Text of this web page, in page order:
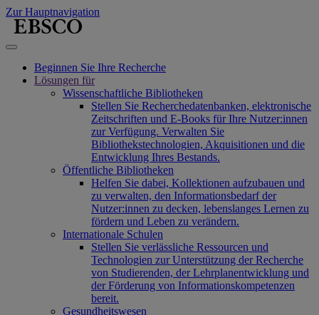
Zur Hauptnavigation
Beginnen Sie Ihre Recherche
Lösungen für
Wissenschaftliche Bibliotheken
Stellen Sie Recherchedatenbanken, elektronische
Zeitschriften und E-Books für Ihre Nutzer:innen
zur Verfügung. Verwalten Sie
Bibliothekstechnologien, Akquisitionen und die
Entwicklung Ihres Bestands.
Öffentliche Bibliotheken
Helfen Sie dabei, Kollektionen aufzubauen und
zu verwalten, den Informationsbedarf der
Nutzer:innen zu decken, lebenslanges Lernen zu
fördern und Leben zu verändern.
Internationale Schulen
Stellen Sie verlässliche Ressourcen und
Technologien zur Unterstützung der Recherche
von Studierenden, der Lehrplanentwicklung und
der Förderung von Informationskompetenzen
bereit.
Gesundheitswesen